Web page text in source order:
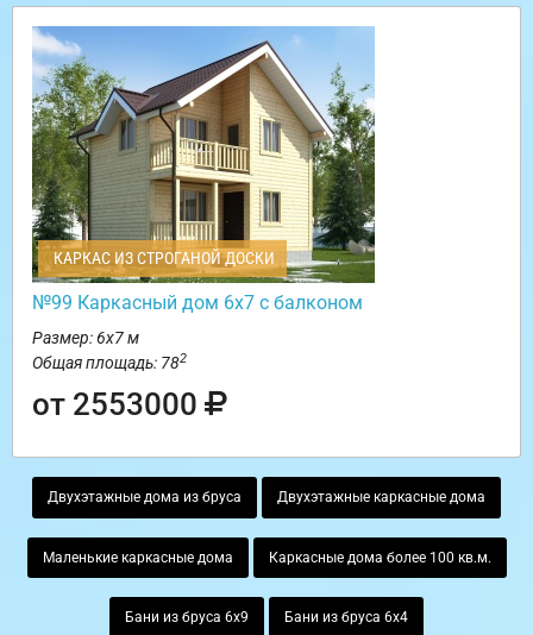
КАРКАС ИЗ СТРОГАНОЙ ДОСКИ
№99 Каркасный дом 6х7 с балконом
Размер: 6х7 м
Общая площадь: 782
от 2553000
Двухэтажные дома из бруса Двухэтажные каркасные дома
Маленькие каркасные дома Каркасные дома более 100 кв.м.
Бани из бруса 6х9 Бани из бруса 6х4